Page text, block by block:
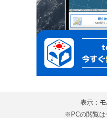
表示：
※PCの閲覧は